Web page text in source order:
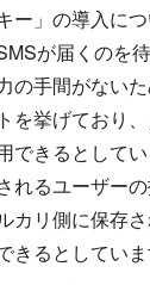
ー」の導入に
が届くのを
の手間がない
を挙げており
できるとして
れるユーザー
カリ側に保存
るとしていま